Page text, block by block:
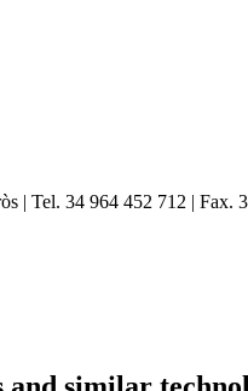
| Tel. 34 964 452 712 | Fax.
de juegos y bonos